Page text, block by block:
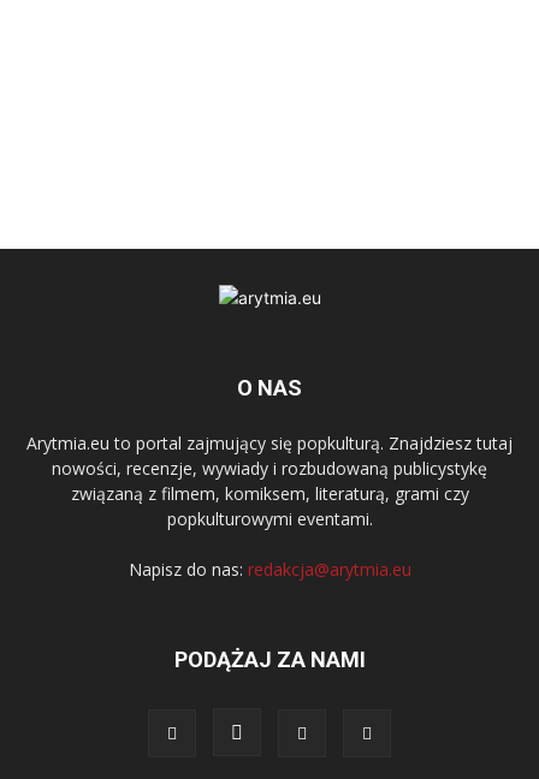
O NAS
Arytmia.eu to portal zajmujący się popkulturą. Znajdziesz tutaj
nowości, recenzje, wywiady i rozbudowaną publicystykę
związaną z filmem, komiksem, literaturą, grami czy
popkulturowymi eventami.
Napisz do nas: redakcja@arytmia.eu
PODĄŻAJ ZA NAMI